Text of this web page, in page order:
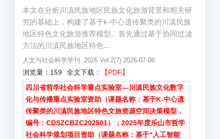
本文在分析川滇民族地区民族文化旅游背景和相关研
究的基础上，构建了基于k-中心遗传聚类的川滇民族
地区特色文化旅游推荐模型。首先通过基于协同过滤
方法的川滇民族地区特色...
人文与社会科学学刊. 2026 Vol.2(7) 2026-07-08
浏览量：159 全文下载：
【PDF】
四川省哲学社会科学重点实验室—川滇民族文化数字
化与传播重点实验室资助（课题名称：基于K-中心遗
传聚类的川滇民族地区特色文旅资源空间决策模型，
编号：CDSZCBZC202501）；2025年度乐山市哲学
社会科学规划项目资助（课题名称：基于“人工智能